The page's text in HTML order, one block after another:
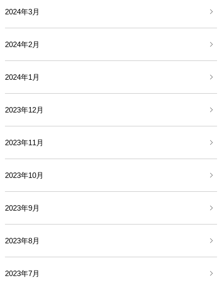
2024年3月
2024年2月
2024年1月
2023年12月
2023年11月
2023年10月
2023年9月
2023年8月
2023年7月